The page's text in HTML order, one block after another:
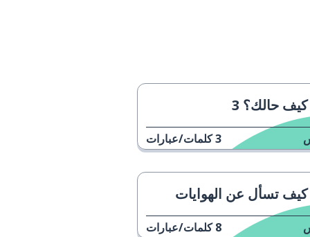
كيف حالك؟ 3
3كلمات/عبارات
كيف تسأل عن الهوايات
8 كلمات/عبارات